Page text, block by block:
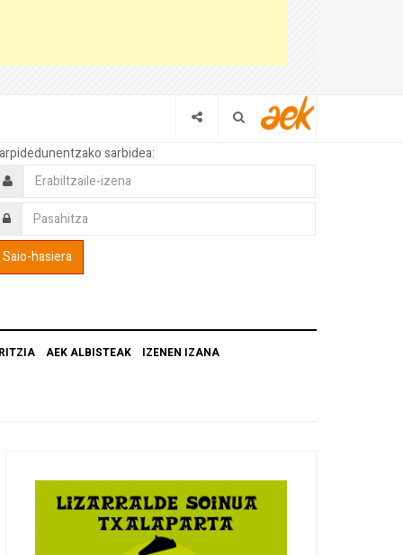
sarbidea:
AEK ALBISTEAK IZENEN IZANA